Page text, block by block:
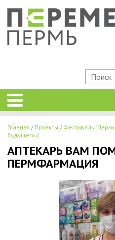
Главная Проекты Фестиваль
будущего
АПТЕКАРЬ ВАМ
ПЕРМФАРМАЦИЯ